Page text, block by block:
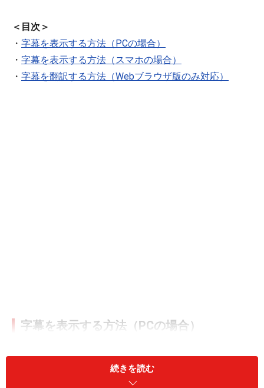
＜目次＞
・ 字幕を表示する方法（PCの場合）
・ 字幕を表示する方法（スマホの場合）
・ 字幕を翻訳する方法（Webブラウザ版のみ対応）
字幕を表示する方法（PCの場合）
ソコン）の場合は、画面下の字幕のアイコンを選択する
続きを読む